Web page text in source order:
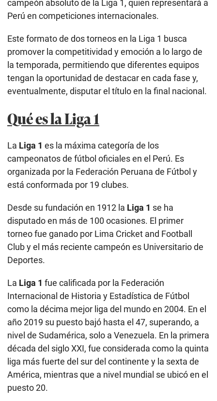
campeón absoluto de la Liga 1, quien representará a
Perú en competiciones internacionales.
Este formato de dos torneos en la Liga 1 busca
promover la competitividad y emoción a lo largo de
la temporada, permitiendo que diferentes equipos
tengan la oportunidad de destacar en cada fase y,
eventualmente, disputar el título en la final nacional.
Qué es la Liga 1
La Liga 1 es la máxima categoría de los
campeonatos de fútbol oficiales en el Perú. Es
organizada por la Federación Peruana de Fútbol y
está conformada por 19 clubes.
Desde su fundación en 1912 la Liga 1 se ha
disputado en más de 100 ocasiones. El primer
torneo fue ganado por Lima Cricket and Football
Club y el más reciente campeón es Universitario de
Deportes.
La Liga 1 fue calificada por la Federación
Internacional de Historia y Estadística de Fútbol
como la décima mejor liga del mundo en 2004. En el
año 2019 su puesto bajó hasta el 47, superando, a
nivel de Sudamérica, solo a Venezuela. En la primera
década del siglo XXI, fue considerada como la quinta
liga más fuerte del sur del continente y la sexta de
América, mientras que a nivel mundial se ubicó en el
puesto 20.